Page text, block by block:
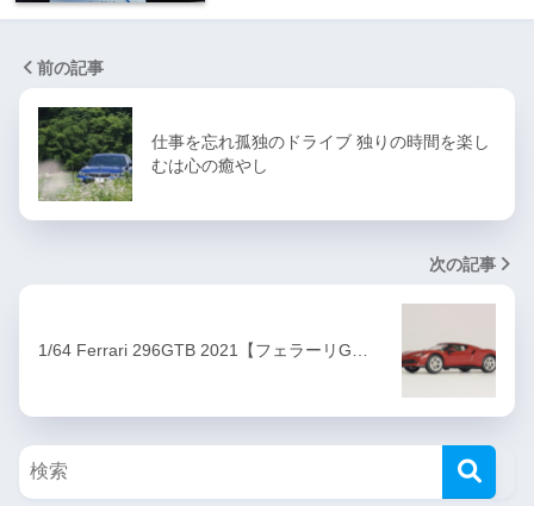
前の記事
仕事を忘れ孤独のドライブ 独りの時間を楽し
むは心の癒やし
次の記事
1/64 Ferrari 296GTB 2021【フェラーリG…